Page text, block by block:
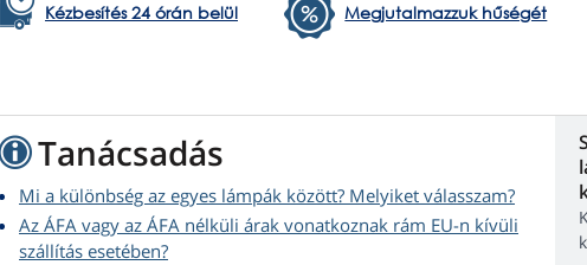
Kézbesítés 24 órán belül Megjutalmazzuk hűségét
Tanácsadás
Mi a különbség az egyes lámpák között? Melyiket válasszam?
Az ÁFA vagy az ÁFA nélküli árak vonatkoznak rám EU-n kívüli
szállítás esetében?